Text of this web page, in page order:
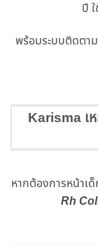
ปี
พร้อมระบบติดตา
Karisma เห
หากต้องการหน้าเ
Rh